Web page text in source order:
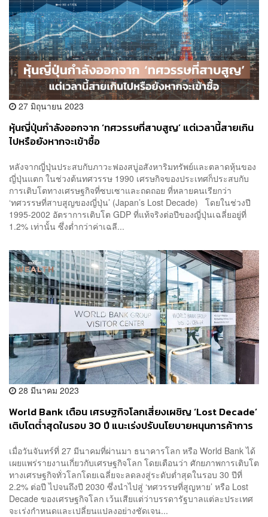
27 มิถุนายน 2023
หุ้นญี่ปุ่นกำลังออกจาก ‘ทศวรรษที่สาบสูญ’ แต่เวลานี้สายเกิน
ไปหรือยังหากจะเข้าซื้อ
หลังจากญี่ปุ่นประสบกับภาวะฟองสบู่อสังหาริมทรัพย์และตลาดหุ้นของ
ญี่ปุ่นแตก ในช่วงต้นทศวรรษ 1990 เศรษกิจของประเทศก็ประสบกับ
การเติบโตทางเศรษฐกิจที่ซบเซาและถดถอย ที่หลายคนเรียกว่า
‘ทศวรรษที่สาบสูญของญี่ปุ่น’ (Japan’s Lost Decade) โดยในช่วงปี
1995-2002 อัตราการเติบโต GDP ที่แท้จริงต่อปีของญี่ปุ่นเฉลี่ยอยู่ที่
1.2% เท่านั้น ซึ่งต่ำกว่าค่าเฉลี...
28 มีนาคม 2023
World Bank เตือน เศรษฐกิจโลกเสี่ยงเผชิญ ‘Lost Decade’
เติบโตต่ำสุดในรอบ 30 ปี แนะเร่งปรับนโยบายหนุนการค้าการ
เมื่อวันจันทร์ที่ 27 มีนาคมที่ผ่านมา ธนาคารโลก หรือ World Bank ได้
เผยแพร่รายงานเกี่ยวกับเศรษฐกิจโลก โดยเตือนว่า ศักยภาพการเติบโต
ทางเศรษฐกิจทั่วโลกโดยเฉลี่ยจะลดลงสู่ระดับต่ำสุดในรอบ 30 ปีที่
2.2% ต่อปี ไปจนถึงปี 2030 ซึ่งนำไปสู่ ‘ทศวรรษที่สูญหาย’ หรือ Lost
Decade ของเศรษฐกิจโลก เว้นเสียแต่ว่าบรรดารัฐบาลแต่ละประเทศ
จะเร่งกำหนดและเปลี่ยนแปลงอย่างชัดเจน...